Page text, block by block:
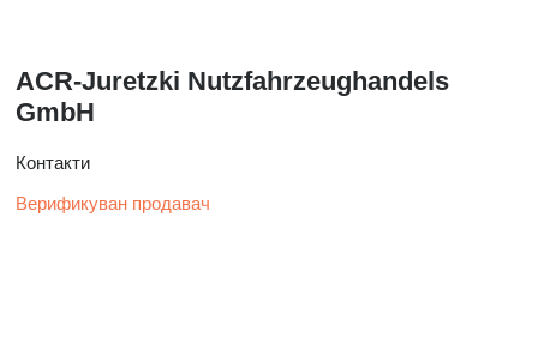
ACR-Juretzki Nutzfahrzeughandels
GmbH
Контакти
Верификуван продавач